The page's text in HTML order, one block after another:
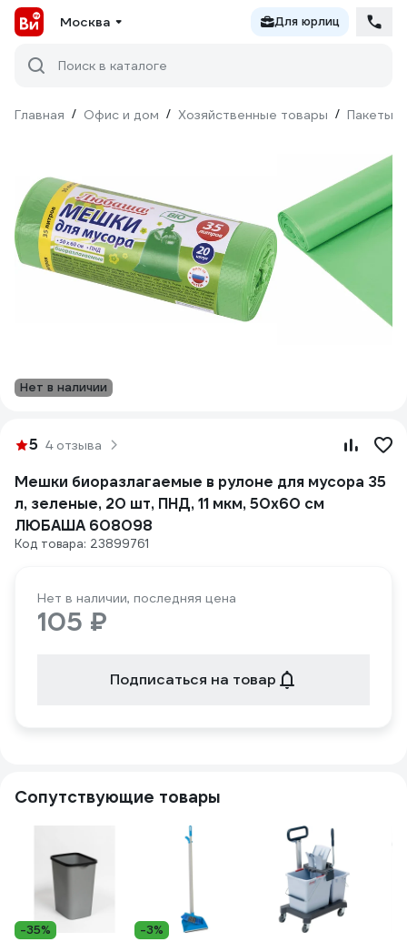
Москва Для юрлиц
Поиск в каталоге
Главная / Офис и дом / Хозяйственные товары / Пакеты
Нет в наличии
5 4 отзыва
Мешки биоразлагаемые в рулоне для мусора 35
л, зеленые, 20 шт, ПНД, 11 мкм, 50x60 см
ЛЮБАША 608098
Код товара: 23899761
Нет в наличии, последняя цена
105 ₽
Подписаться на товар
Сопутствующие товары
-35% -3%